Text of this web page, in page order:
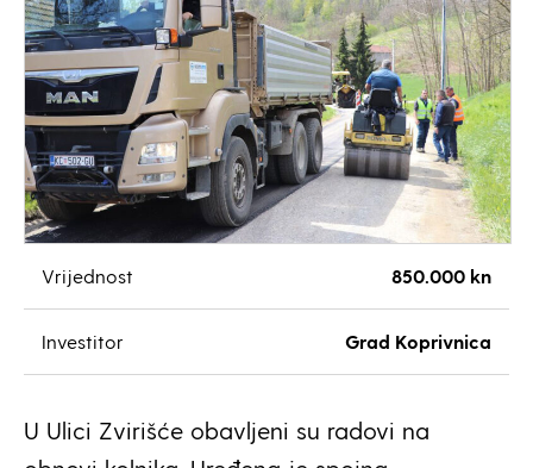
Vrijednost 850.000 kn
Investitor Grad Koprivnica
U Ulici Zvirišće obavljeni su radovi na